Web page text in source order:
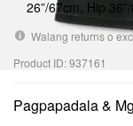
26”/67cm, Hip
Walang returns o
Product ID: 937161
Pagpapadala &